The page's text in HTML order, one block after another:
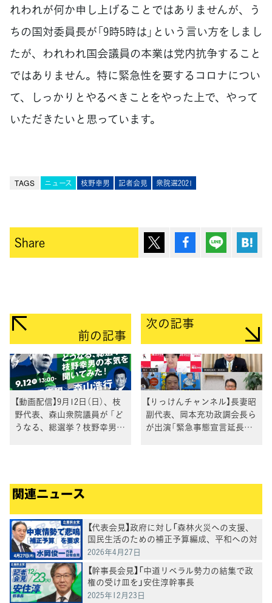
れわれが何か申し上げることではありませんが、う
ちの国対委員長が「9時5時は」という言い方をしまし
たが、われわれ国会議員の本業は党内抗争すること
ではありません。特に緊急性を要するコロナについ
て、しっかりとやるべきことをやった上で、やって
いただきたいと思っています。
TAGS ニュース 枝野幸男 記者会見 衆院選2021
Share ポスト シェア Lineで送
前の記事
【動画配信】9月12日（日）、枝
野代表、森山衆院議員が 「ど
うなる、総選挙？枝野幸男の
次の記事
【りっけんチャンネル】長妻昭
副代表、岡本充功政調会長ら
が出演「緊急事態宣言延長！
関連ニュース
【代表会見】政府に対し「森林火災への支援、
国民生活のための補正予算編成、平和への対
応を求めていく」水岡代表
2026年4月27日
【幹事長会見】「中道リベラル勢力の結集で政
権の受け皿を」安住淳幹事長
2025年12月23日